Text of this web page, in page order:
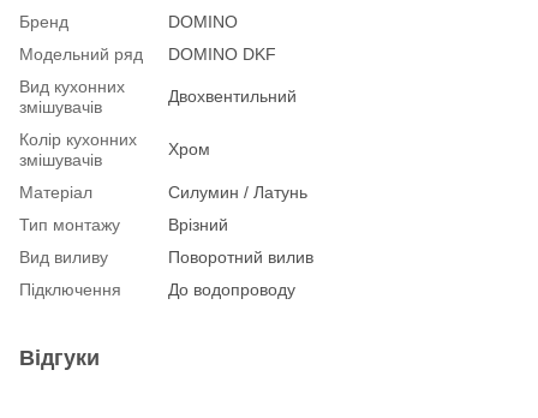
Бренд
DOMINO
Модельний ряд
DOMINO DKF
Вид кухонних
змішувачів
Двохвентильний
Колір кухонних
змішувачів
Хром
Матеріал
Силумин / Латунь
Тип монтажу
Врізний
Вид виливу
Поворотний вилив
Підключення
До водопроводу
Відгуки